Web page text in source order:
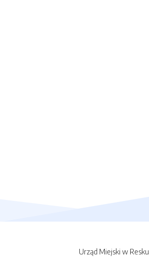
Urząd Miejski w Resku